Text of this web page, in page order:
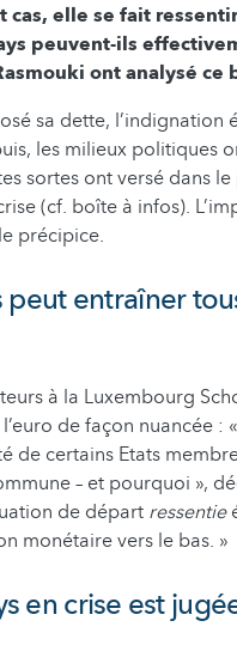
cas, elle se fait
peuvent-ils
ont analysé ce
sa dette, l’indignation
les milieux politiques
sortes ont versé dans le
(cf. boîte à infos).
précipice.
peut entraîner
à la Luxembourg
de façon nuancée :
de certains Etats
– et pourquoi »,
de départ ressentie
monétaire vers le bas. »
en crise est